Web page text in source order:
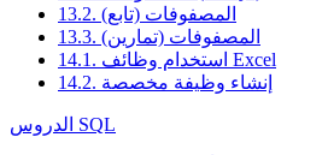
13.2. المصفوفات (تابع)
13.3. المصفوفات (تمارين)
14.1. استخدام وظائف Excel
14.2. إنشاء وظيفة مخصصة
الدروس SQL